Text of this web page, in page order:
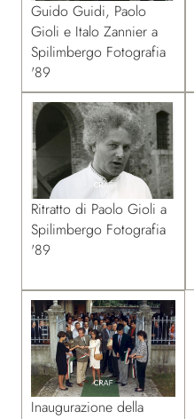
Guido Guidi, Paolo
Gioli e Italo Zannier a
Spilimbergo Fotografia
'89
Ritratto di Paolo Gioli a
Spilimbergo Fotografia
'89
Inaugurazione della